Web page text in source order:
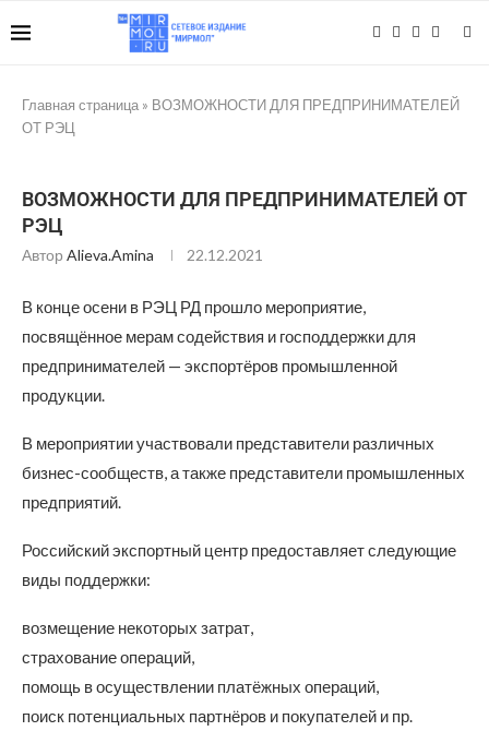
Главная страница » ВОЗМОЖНОСТИ ДЛЯ ПРЕДПРИНИМАТЕЛЕЙ
ОТ РЭЦ
ВОЗМОЖНОСТИ ДЛЯ ПРЕДПРИНИМАТЕЛЕЙ ОТ
РЭЦ
Автор Alieva.amina 22.12.2021
В конце осени в РЭЦ РД прошло мероприятие,
посвящённое мерам содействия и господдержки для
предпринимателей — экспортёров промышленной
продукции.
В мероприятии участвовали представители различных
бизнес-сообществ, а также представители промышленных
предприятий.
Российский экспортный центр предоставляет следующие
виды поддержки:
возмещение некоторых затрат,
страхование операций,
помощь в осуществлении платёжных операций,
поиск потенциальных партнёров и покупателей и пр.